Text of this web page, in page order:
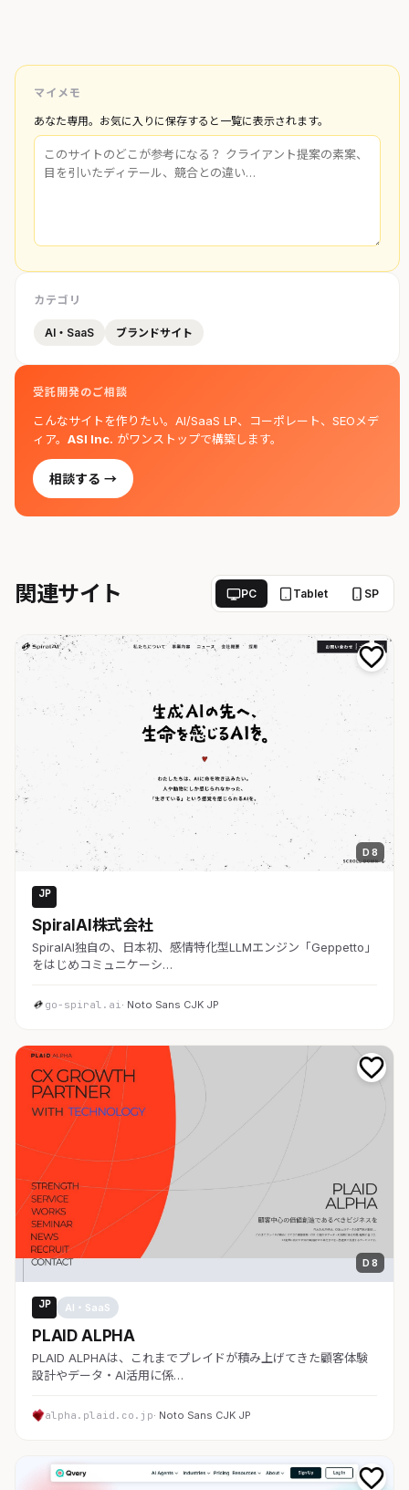
マイメモ
あなた専用。お気に入りに保存すると一覧に表示されます。
カテゴリ
AI・SaaS ブランドサイト
受託開発のご相談
こんなサイトを作りたい。AI/SaaS LP、コーポレート、SEOメデ
ィア。 ASI Inc. がワンストップで構築します。
相談する →
関連サイト PC Tablet SP
D 8
JP
SpiralAI株式会社
SpiralAI独自の、日本初、感情特化型LLMエンジン「Geppetto」
をはじめコミュニケーシ…
go-spiral.ai· Noto Sans CJK JP
D 8
JP AI・SaaS
PLAID ALPHA
PLAID ALPHAは、これまでプレイドが積み上げてきた顧客体験
設計やデータ・AI活用に係…
alpha.plaid.co.jp· Noto Sans CJK JP